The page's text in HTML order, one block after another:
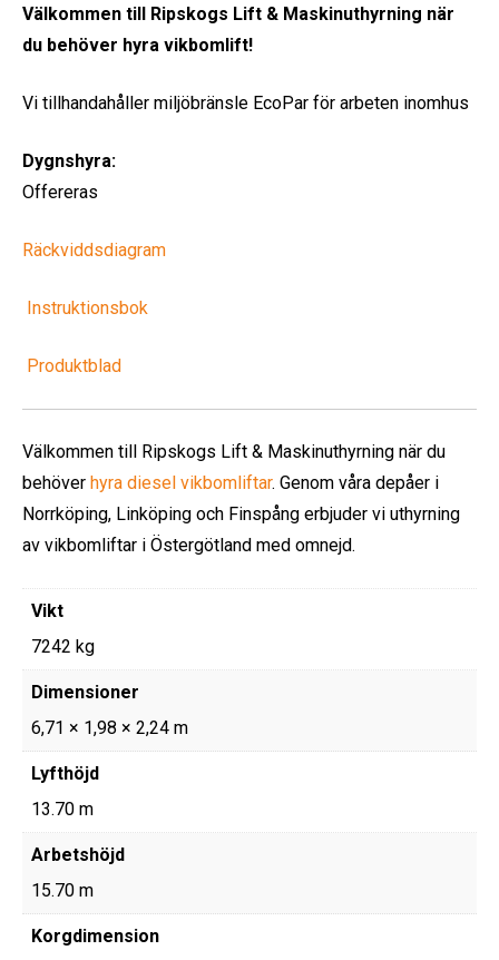
Välkommen till Ripskogs Lift & Maskinuthyrning när
du behöver hyra vikbomlift!
Vi tillhandahåller miljöbränsle EcoPar för arbeten inomhus
Dygnshyra:
Offereras
Räckviddsdiagram
Instruktionsbok
Produktblad
Välkommen till Ripskogs Lift & Maskinuthyrning när du
behöver hyra diesel vikbomliftar. Genom våra depåer i
Norrköping, Linköping och Finspång erbjuder vi uthyrning
av vikbomliftar i Östergötland med omnejd.
Vikt
7242 kg
Dimensioner
6,71 × 1,98 × 2,24 m
Lyfthöjd
13.70 m
Arbetshöjd
15.70 m
Korgdimension